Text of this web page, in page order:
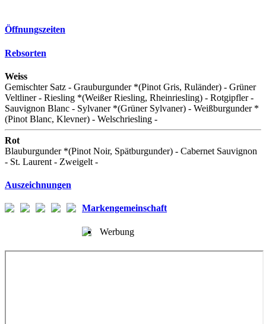
Öffnungszeiten
Rebsorten
Weiss
Gemischter Satz - Grauburgunder *(Pinot Gris, Ruländer) - Grüner
Veltliner - Riesling *(Weißer Riesling, Rheinriesling) - Rotgipfler -
Sauvignon Blanc - Sylvaner *(Grüner Sylvaner) - Weißburgunder *
(Pinot Blanc, Klevner) - Welschriesling -
Rot
Blauburgunder *(Pinot Noir, Spätburgunder) - Cabernet Sauvignon
- St. Laurent - Zweigelt -
Auszeichnungen
Markengemeinschaft
Werbung